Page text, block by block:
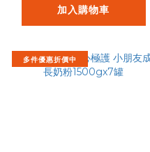
加入購物車
多件優惠折價中